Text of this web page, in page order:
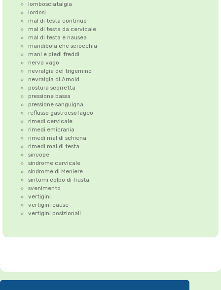
lombosciatalgia
lordosi
mal di testa continuo
mal di testa da cervicale
mal di testa e nausea
mandibola che scrocchia
mani e piedi freddi
nervo vago
nevralgia del trigemino
nevralgia di Arnold
postura scorretta
pressione bassa
pressione sanguigna
reflusso gastroesofageo
rimedi cervicale
rimedi emicrania
rimedi mal di schiena
rimedi mal di testa
sincope
sindrome cervicale
sindrome di Meniere
sintomi colpo di frusta
svenimento
vertigini
vertigini cause
vertigini posizionali
•